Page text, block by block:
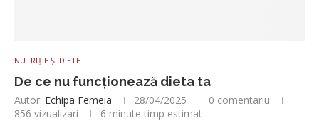
NUTRIȚIE ȘI DIETE
De ce nu funcționează dieta ta
Autor: Echipa Femeia 28/04/2025
0 comentariu
856 vizualizari 6 minute timp estimat